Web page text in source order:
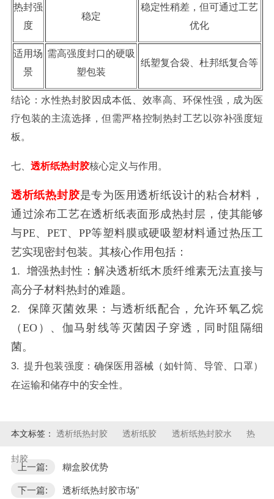
热封强
度
稳定
稳定性稍差，但可通过工艺
优化
适用场
景
需高强度封口的硬吸
塑包装
纸塑复合袋、杜邦纸复合等
结论：水性热封胶因成本低、效率高、环保性强，成为医
疗包装的主流选择，但需严格控制热封工艺以弥补强度短
板。
七、 透析纸热封胶核心定义与作用。
透析纸热封胶是专为医用透析纸设计的粘合材料，
通过涂布工艺在透析纸表面形成热封层，使其能够
与PE、PET、PP等塑料膜或硬吸塑材料通过热压工
艺实现密封包装。其核心作用包括：
1. 增强热封性 ：解决透析纸木质纤维素无法直接与
高分子材料热封的难题。
2. 保障灭菌效果 ：与透析纸配合，允许环氧乙烷
（EO）、伽马射线等灭菌因子穿透，同时阻隔细
菌。
3.提升包装强度 ：确保医用器械（如针筒、导管、口罩）
在运输和储存中的安全性。
本文标签： 透析纸热封胶 透析纸胶 透析纸热封胶水 热
封胶
上一篇: 糊盒胶优势
下一篇: 透析纸热封胶市场"